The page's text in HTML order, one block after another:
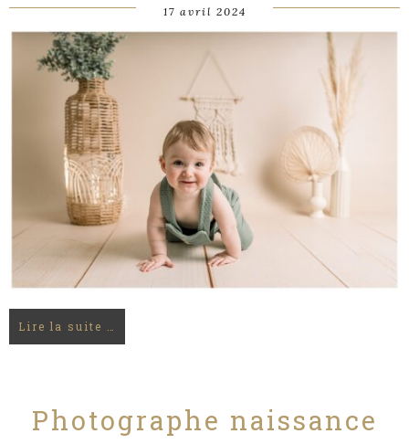
17 avril 2024
Lire la suite …
Photographe naissance